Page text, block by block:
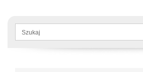
Formularz
wyszukiwania